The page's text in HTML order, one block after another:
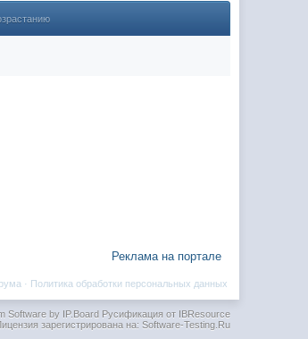
Реклама на портале
Политика обработки персональных данных
·
Software by IP.BoardРусификация от IBResource
зарегистрирована на: Software-Testing.Ru